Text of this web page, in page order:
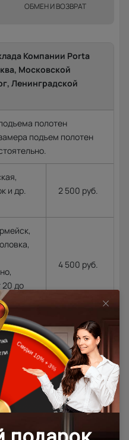
ОБМЕН И ВОЗВРАТ
Компании Porta
Московской
Ленинградской
полотен
подъем полотен
и др.
2 500 руб.
20 до
4 500 руб.
4 500 руб.
4 500 руб.
+ 100
руб.\км. из
расчёта в
одну